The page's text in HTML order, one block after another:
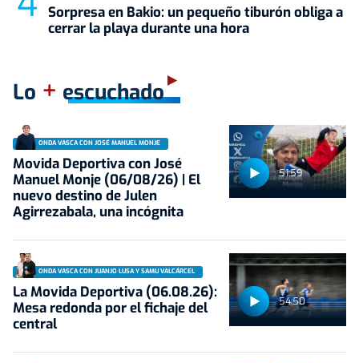
Sorpresa en Bakio: un pequeño tiburón obliga a
cerrar la playa durante una hora
Lo + escuchado
51:59
ONDA VASCA CON JOSÉ MANUEL MONJE
Movida Deportiva con José
Manuel Monje (06/08/26) | El
nuevo destino de Julen
Agirrezabala, una incógnita
54:50
ONDA VASCA CON JUANJO LUSA Y SAMU VALCÁRCEL
La Movida Deportiva (06.08.26):
Mesa redonda por el fichaje del
central